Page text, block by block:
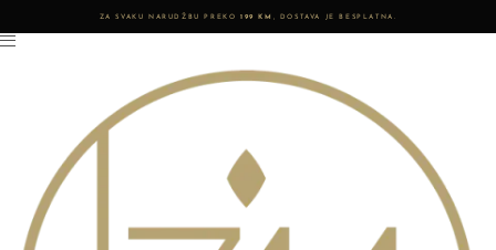
ZA SVAKU NARUDŽBU PREKO 199 KM , DOSTAVA JE BESPLATNA.